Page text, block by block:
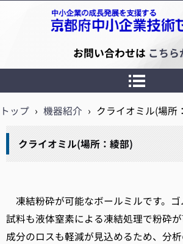
京都府中小企業技術センター
お問い合わせは こちら
トップ › 機器紹介 › クライオミル(場所
クライオミル(場所：綾部)
凍結粉砕が可能なボールミルです。
試料も液体窒素による凍結処理で粉砕
成分のロスも軽減が見込めるため、分